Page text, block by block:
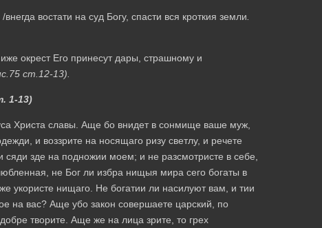
востати на суд Богу, спасти вся кроткия земли
окрест Его принесут дары, страшному и
ст.12-13).
1-13)
Христа славы. Аще бо внидет в сонмище ваше муж,
и воззрите на носящаго ризу светлу, и речете
зде на подножии моем; и не разсмотристе в себе,
не Бог ли избра нищыя мира сего богаты в
нищаго. Не богатии ли насилуют вам, и тии
на вас? Аще убо закон совершаете царский, по
творите. Аще же на лица зрите, то грех